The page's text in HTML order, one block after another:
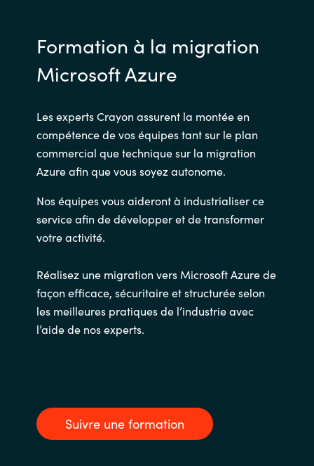
Formation à la migration
Microsoft Azure
Les experts Crayon assurent la montée en
compétence de vos équipes tant sur le plan
commercial que technique sur la migration
Azure afin que vous soyez autonome.
Nos équipes vous aideront à industrialiser ce
service afin de développer et de transformer
votre activité.
Réalisez une migration vers Microsoft Azure de
façon efficace, sécuritaire et structurée selon
les meilleures pratiques de l’industrie avec
l’aide de nos experts.
Suivre une formation